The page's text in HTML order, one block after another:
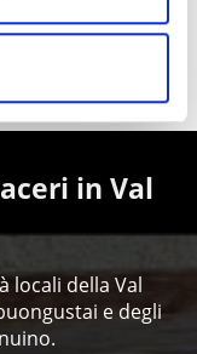
in Val
locali della Val
e degli